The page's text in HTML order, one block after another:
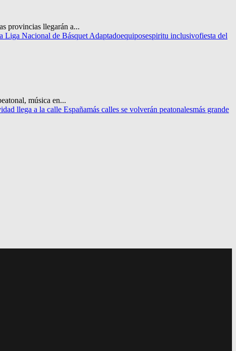
provincias llegarán a...
Liga Nacional de Básquet Adaptadoequiposespiritu inclusivofiesta del
música en...
llega a la calle Españamás calles se volverán peatonalesmás grande